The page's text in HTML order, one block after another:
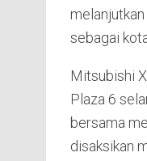
sebagai
Mitsubishi
Plaza 6
bersama
disaksikan